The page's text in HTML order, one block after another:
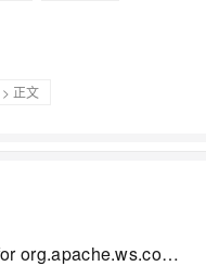
> 正文
Failed to read artifact descriptor for org.apache.ws.commons:XmlSchema:jar:1.1: